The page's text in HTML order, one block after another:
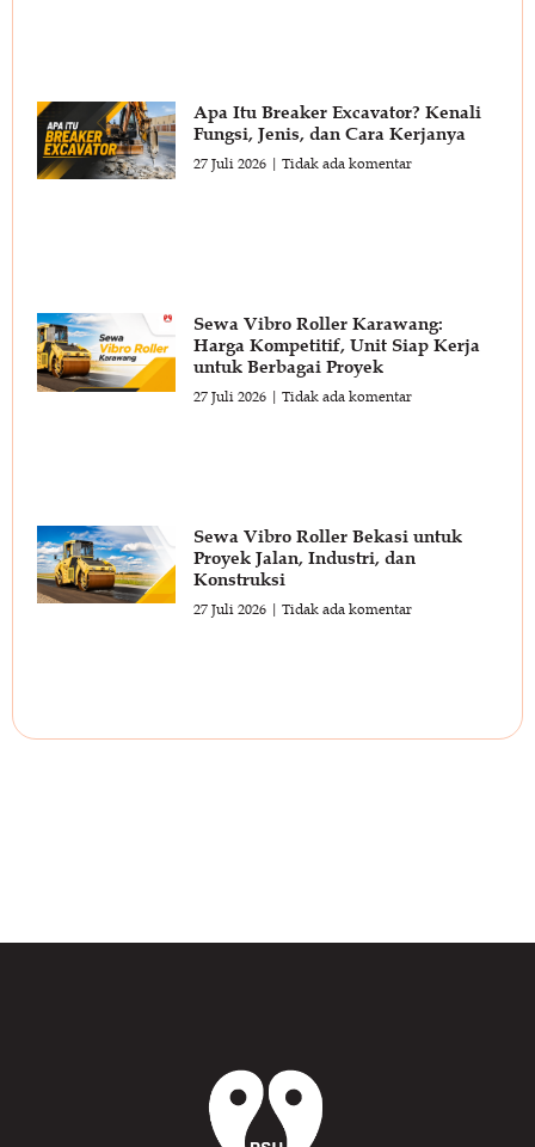
Apa Itu Breaker Excavator? Kenali
Fungsi, Jenis, dan Cara Kerjanya
27 Juli 2026 Tidak ada komentar
Sewa Vibro Roller Karawang:
Harga Kompetitif, Unit Siap Kerja
untuk Berbagai Proyek
27 Juli 2026 Tidak ada komentar
Sewa Vibro Roller Bekasi untuk
Proyek Jalan, Industri, dan
Konstruksi
27 Juli 2026 Tidak ada komentar